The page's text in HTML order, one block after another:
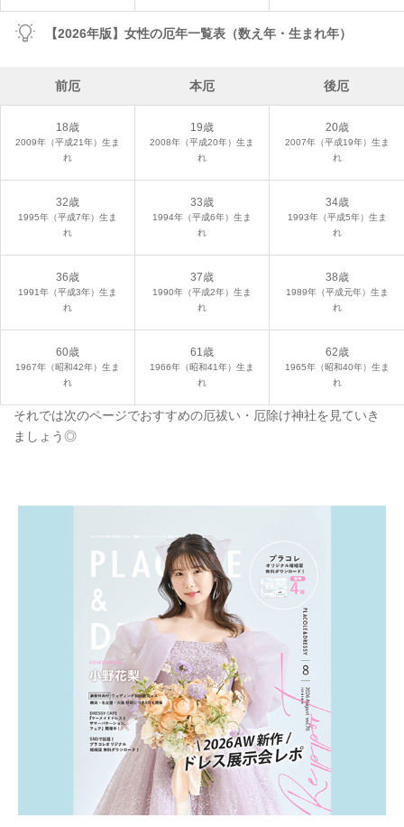
【2026年版】女性の厄年一覧表（数え年・生まれ年）
前厄 本厄 後厄
18歳
2009年（平成21年）生ま
れ
19歳
2008年（平成20年）生ま
れ
20歳
2007年（平成19年）生ま
れ
32歳
1995年（平成7年）生ま
れ
33歳
1994年（平成6年）生ま
れ
34歳
1993年（平成5年）生ま
れ
36歳
1991年（平成3年）生ま
れ
37歳
1990年（平成2年）生ま
れ
38歳
1989年（平成元年）生ま
れ
60歳
1967年（昭和42年）生ま
れ
61歳
1966年（昭和41年）生ま
れ
62歳
1965年（昭和40年）生ま
れ
それでは次のページでおすすめの厄祓い・厄除け神社を見ていき
ましょう◎